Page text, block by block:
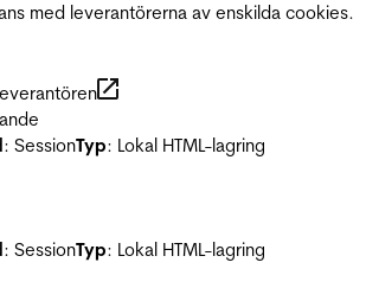
med leverantörerna av enskilda cookies.
: SessionTyp: Lokal HTML-lagring
: SessionTyp: Lokal HTML-lagring